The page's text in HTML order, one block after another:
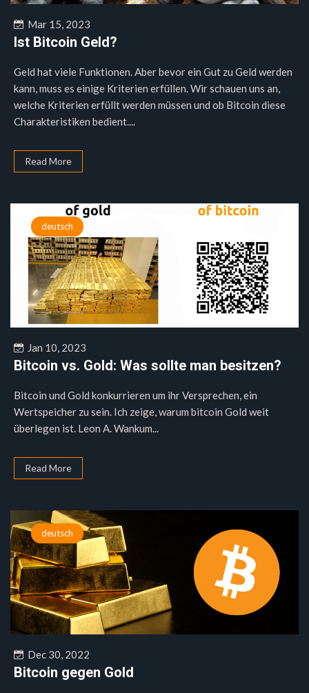
Mar 15, 2023
Ist Bitcoin Geld?
Geld hat viele Funktionen. Aber bevor ein Gut zu Geld werden
kann, muss es einige Kriterien erfüllen. Wir schauen uns an,
welche Kriterien erfüllt werden müssen und ob Bitcoin diese
Charakteristiken bedient....
Read More
deutsch
Jan 10, 2023
Bitcoin vs. Gold: Was sollte man besitzen?
Bitcoin und Gold konkurrieren um ihr Versprechen, ein
Wertspeicher zu sein. Ich zeige, warum bitcoin Gold weit
überlegen ist. Leon A. Wankum...
Read More
deutsch
Dec 30, 2022
Bitcoin gegen Gold